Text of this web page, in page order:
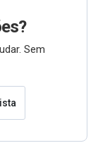
Sem